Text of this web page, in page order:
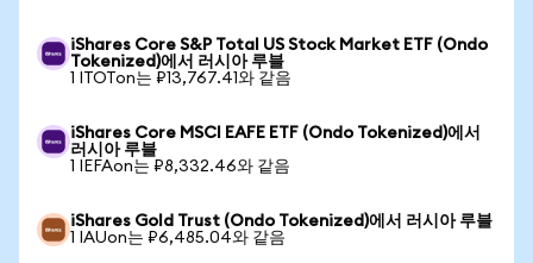
iShares Core S&P Total US Stock Market ETF (Ondo
Tokenized)에서 러시아 루블
1 ITOTon는 ₽13,767.41와 같음
iShares Core MSCI EAFE ETF (Ondo Tokenized)에서
러시아 루블
1 IEFAon는 ₽8,332.46와 같음
iShares Gold Trust (Ondo Tokenized)에서 러시아 루블
1 IAUon는 ₽6,485.04와 같음